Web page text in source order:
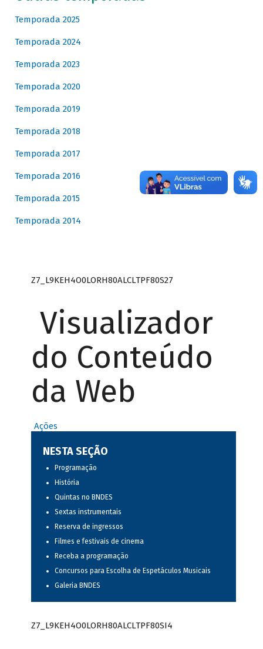
Temporada 2025
Temporada 2024
Temporada 2023
Temporada 2020
Temporada 2019
Temporada 2018
Temporada 2017
Temporada 2016
Temporada 2015
Temporada 2014
Z7_L9KEH4O0LORH80ALCLTPF80S27
Visualizador
do Conteúdo
da Web
Ações
NESTA SEÇÃO
Programação
História
Quintas no BNDES
Sextas instrumentais
Reserva de ingressos
Filmes e festivais de cinema
Receba a programação
Concursos para Escolha de Espetáculos Musicais
Galeria BNDES
Z7_L9KEH4O0LORH80ALCLTPF80SI4